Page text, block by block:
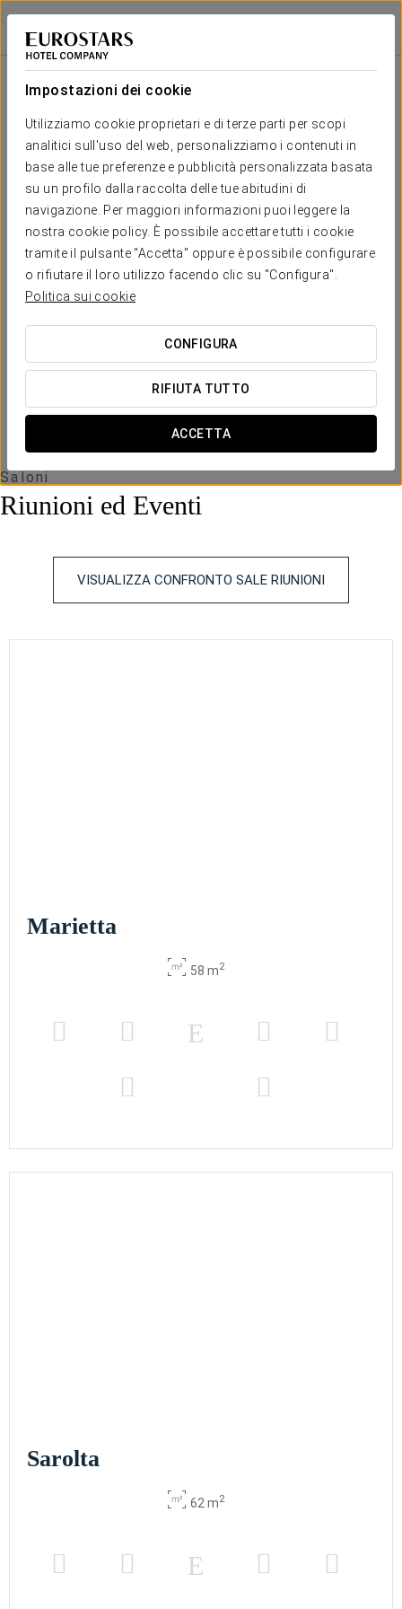
Impostazioni dei cookie
Utilizziamo cookie proprietari e di terze parti per scopi
analitici sull'uso del web, personalizziamo i contenuti in
base alle tue preferenze e pubblicità personalizzata basata
su un profilo dalla raccolta delle tue abitudini di
navigazione. Per maggiori informazioni puoi leggere la
nostra cookie policy. È possibile accettare tutti i cookie
tramite il pulsante "Accetta" oppure è possibile configurare
o rifiutare il loro utilizzo facendo clic su "Configura".
Politica sui cookie
CONFIGURA
RIFIUTA TUTTO
ACCETTA
Eurostars Palazzo Zichy
BUDAPEST
Il tuo evento a
RICHIEDI PREVENTIVO
Saloni
Riunioni ed Eventi
VISUALIZZA CONFRONTO SALE RIUNIONI
Salone
Shape
Marietta
58 m
altura
- - 46 32 - 60
Sarolta
62 m
x m
altura
- - 46 27 - 60
Lívia
36 m 2
x m
Marietta
58 m2
Sarolta
62 m2